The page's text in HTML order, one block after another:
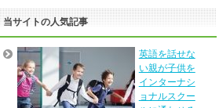
当サイトの人気記事
英語を話せな
い親が子供を
インターナシ
ョナルスクー